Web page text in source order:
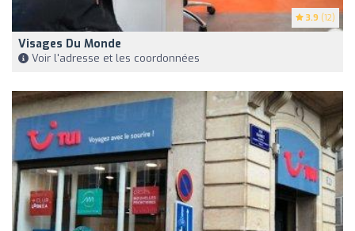
3.9 (12)
Visages Du Monde
Voir l'adresse et les coordonnées